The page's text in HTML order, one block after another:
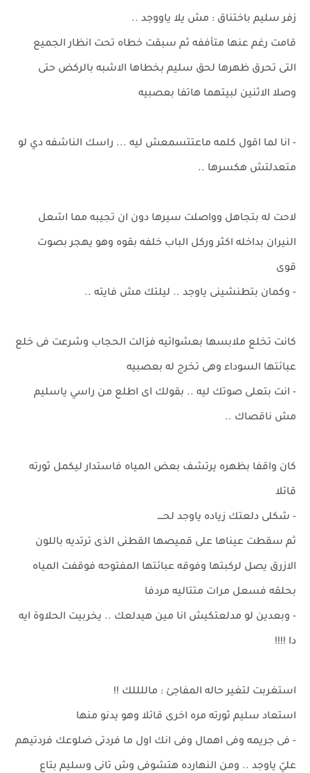
زفر سليم باختناق : مش يلا ياووجد ..
قامت رغم عنها متأففه ثم سبقت خطاه تحت انظار الجميع
التى تحرق ظهرها لحق سليم بخطاها الاشبه بالركض حتى
وصلا الاثنين لبيتهما هاتفا بعصبيه
- انا لما اقول كلمه ماعتتسمعش ليه ... راسك الناشفه دي لو
متعدلتش هكسرها ..
لاحت له بتجاهل وواصلت سيرها دون ان تجيبه مما اشعل
النيران بداخله اكثر وركل الباب خلفه بقوه وهو يهجر بصوت
قوى
- وكمان بتطنشينى ياوجد .. ليلتك مش فايته ..
كانت تخلع ملابسها بعشوائيه فزالت الحجاب وشرعت فى خلع
عبائتها السوداء وهى تخرج له بعصبيه
- انت بتعلى صوتك ليه .. بقولك اى اطلع من راسي ياسليم
مش ناقصاك ..
كان واقفا بظهره يرتشف بعض المياه فاستدار ليكمل ثورته
قائلا
- شكلى دلعتك زياده ياوجد لحــــ
ثم سقطت عيناها على قميصها القطنى الذى ترتديه باللون
الازرق يصل لركبتها وفوقه عبائتها المفتوحه فوقفت المياه
بحلقه فسعل مرات متتاليه مردفا
- وبعدين لو مدلعتكيش انا مين هيدلعك .. يخربيت الحلاوة ايه
دا !!!!
استغربت لتغير حاله المفاجئ : ماللللك !!
استعاد سليم ثورته مره اخرى قائلا وهو يدنو منها
- فى جريمه وفى اهمال وفى انك اول ما فردتى ضلوعك فردتيهم
عليّ ياوجد .. ومن النهارده هتشوفى وش تانى وسليم بتاع